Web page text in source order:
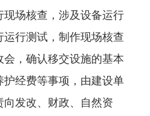
场核查，涉及设备运行
行测试，制作现场核查
会，确认移交设施的基本
经费等事项，由建设单
发改、财政、自然资